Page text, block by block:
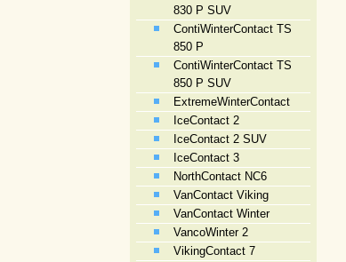
830 P SUV
ContiWinterContact TS
850 P
ContiWinterContact TS
850 P SUV
ExtremeWinterContact
IceContact 2
IceContact 2 SUV
IceContact 3
NorthContact NC6
VanContact Viking
VanContact Winter
VancoWinter 2
VikingContact 7